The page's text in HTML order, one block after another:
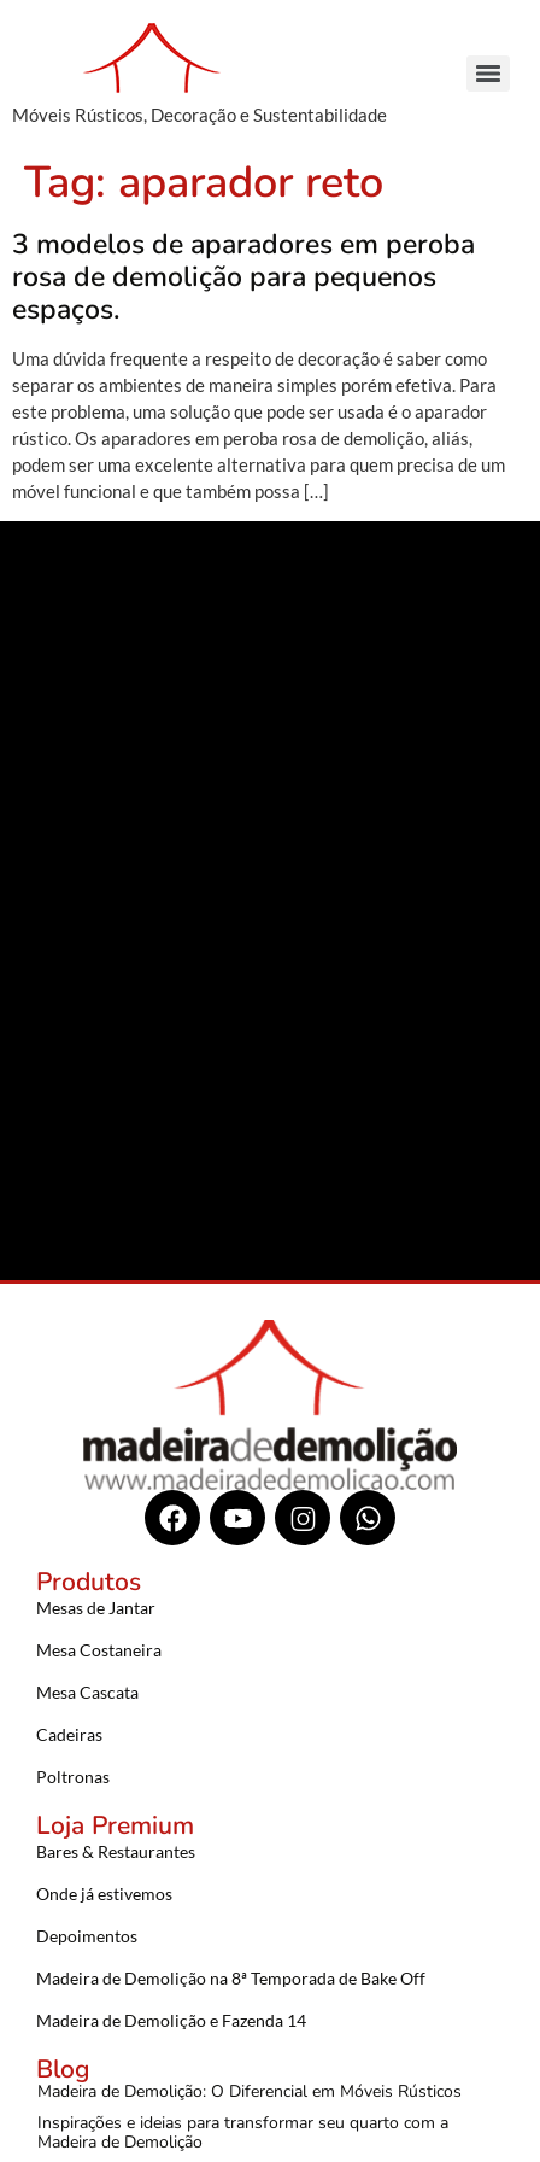
Móveis Rústicos, Decoração e Sustentabilidade
Tag: aparador reto
3 modelos de aparadores em peroba
rosa de demolição para pequenos
espaços.
Uma dúvida frequente a respeito de decoração é saber como
separar os ambientes de maneira simples porém efetiva. Para
este problema, uma solução que pode ser usada é o aparador
rústico. Os aparadores em peroba rosa de demolição, aliás,
podem ser uma excelente alternativa para quem precisa de um
móvel funcional e que também possa […]
Produtos
Mesas de Jantar
Mesa Costaneira
Mesa Cascata
Cadeiras
Poltronas
Loja Premium
Bares & Restaurantes
Onde já estivemos
Depoimentos
Madeira de Demolição na 8ª Temporada de Bake Off
Madeira de Demolição e Fazenda 14
Blog
Madeira de Demolição: O Diferencial em Móveis Rústicos
Inspirações e ideias para transformar seu quarto com a
Madeira de Demolição